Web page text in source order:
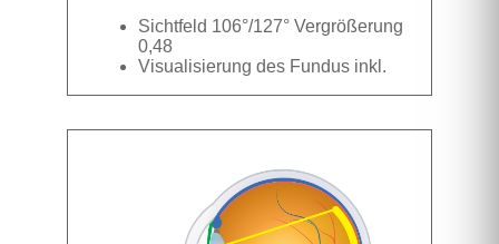
Sichtfeld 106°/127° Vergrößerung
0,48
Visualisierung des Fundus inkl.